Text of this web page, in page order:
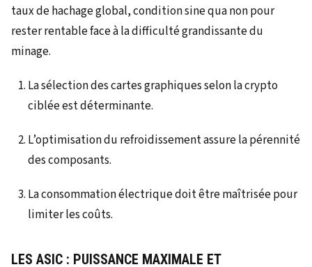
taux de hachage global, condition sine qua non pour
rester rentable face à la difficulté grandissante du
minage.
La sélection des cartes graphiques selon la crypto
ciblée est déterminante.
L’optimisation du refroidissement assure la pérennité
des composants.
La consommation électrique doit être maîtrisée pour
limiter les coûts.
LES ASIC : PUISSANCE MAXIMALE ET